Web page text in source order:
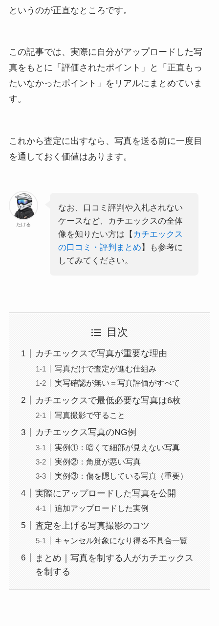
というのが正直なところです。
この記事では、実際に自分がアップロードした写
真をもとに「評価されたポイント」と「正直もっ
たいなかったポイント」をリアルにまとめていま
す。
これから査定に出すなら、写真を送る前に一度目
を通しておく価値はあります。
たける
なお、口コミ評判や入札されない
ケースなど、カチエックスの全体
像を知りたい方は【 カチエックス
の口コミ・評判まとめ 】も参考に
してみてください。
目次
カチエックスで写真が重要な理由
写真だけで査定が進む仕組み
実写確認が無い＝写真評価がすべて
カチエックスで最低必要な写真は6枚
写真撮影で守ること
カチエックス写真のNG例
実例①：暗くて細部が見えない写真
実例②：角度が悪い写真
実例③：傷を隠している写真（重要）
実際にアップロードした写真を公開
追加アップロードした実例
査定を上げる写真撮影のコツ
キャンセル対象になり得る不具合一覧
まとめ｜写真を制する人がカチエックス
を制する